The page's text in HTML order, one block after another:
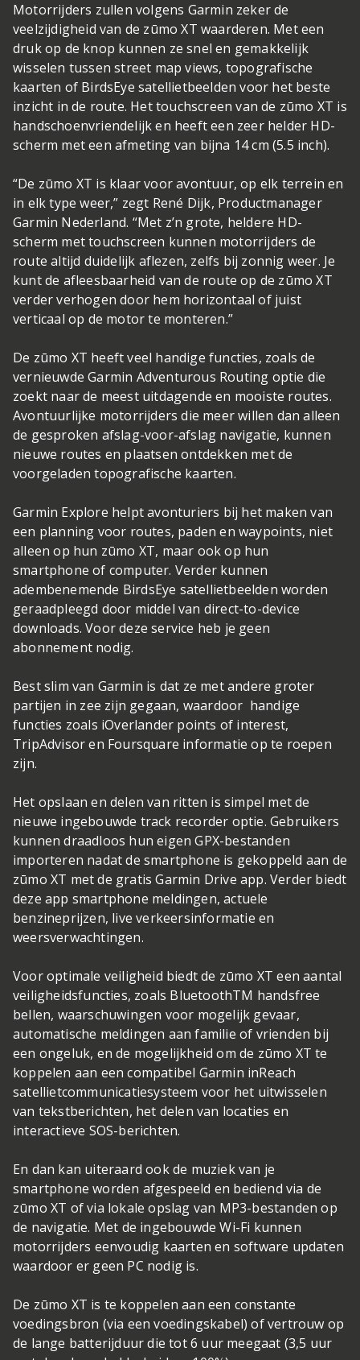
Motorrijders zullen volgens Garmin zeker de
veelzijdigheid van de zūmo XT waarderen. Met een
druk op de knop kunnen ze snel en gemakkelijk
wisselen tussen street map views, topografische
kaarten of BirdsEye satellietbeelden voor het beste
inzicht in de route. Het touchscreen van de zūmo XT is
handschoenvriendelijk en heeft een zeer helder HD-
scherm met een afmeting van bijna 14 cm (5.5 inch).
“De zūmo XT is klaar voor avontuur, op elk terrein en
in elk type weer,” zegt René Dijk, Productmanager
Garmin Nederland. “Met z’n grote, heldere HD-
scherm met touchscreen kunnen motorrijders de
route altijd duidelijk aflezen, zelfs bij zonnig weer. Je
kunt de afleesbaarheid van de route op de zūmo XT
verder verhogen door hem horizontaal of juist
verticaal op de motor te monteren.”
De zūmo XT heeft veel handige functies, zoals de
vernieuwde Garmin Adventurous Routing optie die
zoekt naar de meest uitdagende en mooiste routes.
Avontuurlijke motorrijders die meer willen dan alleen
de gesproken afslag-voor-afslag navigatie, kunnen
nieuwe routes en plaatsen ontdekken met de
voorgeladen topografische kaarten.
Garmin Explore helpt avonturiers bij het maken van
een planning voor routes, paden en waypoints, niet
alleen op hun zūmo XT, maar ook op hun
smartphone of computer. Verder kunnen
adembenemende BirdsEye satellietbeelden worden
geraadpleegd door middel van direct-to-device
downloads. Voor deze service heb je geen
abonnement nodig.
Best slim van Garmin is dat ze met andere groter
partijen in zee zijn gegaan, waardoor handige
functies zoals iOverlander points of interest,
TripAdvisor en Foursquare informatie op te roepen
zijn.
Het opslaan en delen van ritten is simpel met de
nieuwe ingebouwde track recorder optie. Gebruikers
kunnen draadloos hun eigen GPX-bestanden
importeren nadat de smartphone is gekoppeld aan de
zūmo XT met de gratis Garmin Drive app. Verder biedt
deze app smartphone meldingen, actuele
benzineprijzen, live verkeersinformatie en
weersverwachtingen.
Voor optimale veiligheid biedt de zūmo XT een aantal
veiligheidsfuncties, zoals BluetoothTM handsfree
bellen, waarschuwingen voor mogelijk gevaar,
automatische meldingen aan familie of vrienden bij
een ongeluk, en de mogelijkheid om de zūmo XT te
koppelen aan een compatibel Garmin inReach
satellietcommunicatiesysteem voor het uitwisselen
van tekstberichten, het delen van locaties en
interactieve SOS-berichten.
En dan kan uiteraard ook de muziek van je
smartphone worden afgespeeld en bediend via de
zūmo XT of via lokale opslag van MP3-bestanden op
de navigatie. Met de ingebouwde Wi-Fi kunnen
motorrijders eenvoudig kaarten en software updaten
waardoor er geen PC nodig is.
De zūmo XT is te koppelen aan een constante
voedingsbron (via een voedingskabel) of vertrouw op
de lange batterijduur die tot 6 uur meegaat (3,5 uur